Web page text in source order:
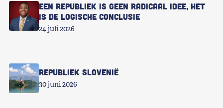
Een republiek is geen radicaal idee, het
is de logische conclusie
24 juli 2026
Republiek Slovenië
30 juni 2026